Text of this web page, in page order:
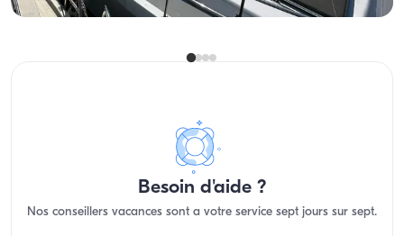
Besoin d'aide ?
Nos conseillers vacances sont a votre service sept jours sur sept.